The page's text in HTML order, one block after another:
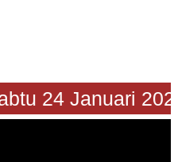
24 Januari 2026"